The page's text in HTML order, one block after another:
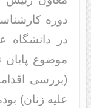
دوره
در دانشگاه
موضوع پایان
(بررسی
علیه زنان)